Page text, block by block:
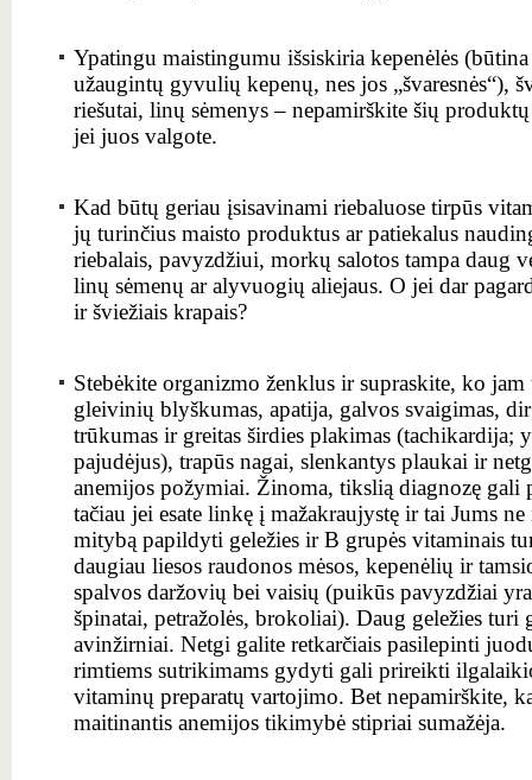
Ypatingu maistingumu išsiskiria kepenėlės
užaugintų gyvulių kepenų, nes jos „švaresnės“),
riešutai, linų sėmenys – nepamirškite šių
jei juos valgote.
Kad būtų geriau įsisavinami riebaluose tirpūs
jų turinčius maisto produktus ar patiekalus
riebalais, pavyzdžiui, morkų salotos tampa daug
linų sėmenų ar alyvuogių aliejaus. O jei dar
ir šviežiais krapais?
Stebėkite organizmo ženklus ir supraskite, ko
gleivinių blyškumas, apatija, galvos svaigimas,
trūkumas ir greitas širdies plakimas (tachikardija;
pajudėjus), trapūs nagai, slenkantys plaukai ir
anemijos požymiai. Žinoma, tikslią diagnozę
tačiau jei esate linkę į mažakraujystę ir tai Jums
mitybą papildyti geležies ir B grupės vitaminais
daugiau liesos raudonos mėsos, kepenėlių ir
spalvos daržovių bei vaisių (puikūs pavyzdžiai
špinatai, petražolės, brokoliai). Daug geležies
avinžirniai. Netgi galite retkarčiais pasilepinti
rimtiems sutrikimams gydyti gali prireikti
vitaminų preparatų vartojimo. Bet nepamirškite,
maitinantis anemijos tikimybė stipriai sumažėja.